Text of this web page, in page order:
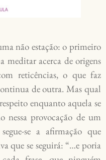
não estação: o primeiro
meditar acerca de origens
reticências, o que faz
de outra. Mas qual
enquanto aquela se
nessa provocação de um
se a afirmação que
que se seguirá: “…e poria